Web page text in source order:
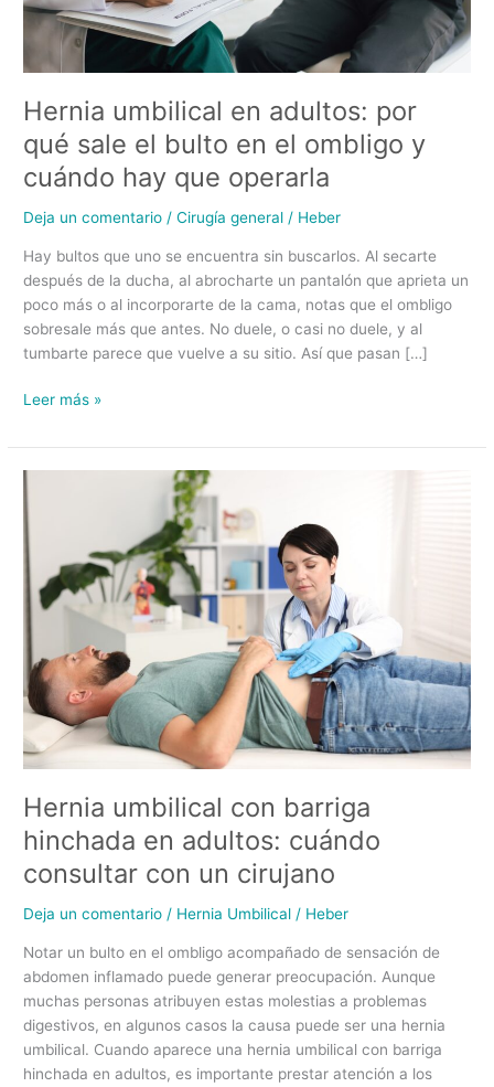
Hernia umbilical en adultos: por
qué sale el bulto en el ombligo y
cuándo hay que operarla
Deja un comentario /Cirugía general / Heber
Hay bultos que uno se encuentra sin buscarlos. Al secarte
después de la ducha, al abrocharte un pantalón que aprieta un
poco más o al incorporarte de la cama, notas que el ombligo
sobresale más que antes. No duele, o casi no duele, y al
tumbarte parece que vuelve a su sitio. Así que pasan […]
bulto
el
y
cuándo
hay
que
operarla
Leer más »
Hernia umbilical con barriga
hinchada en adultos: cuándo
consultar con un cirujano
Deja un comentario / Hernia Umbilical / Heber
Notar un bulto en el ombligo acompañado de sensación de
abdomen inflamado puede generar preocupación. Aunque
muchas personas atribuyen estas molestias a problemas
digestivos, en algunos casos la causa puede ser una hernia
umbilical. Cuando aparece una hernia umbilical con barriga
hinchada en adultos, es importante prestar atención a los
hinchada
en
cuándo
consultar
con
cirujano